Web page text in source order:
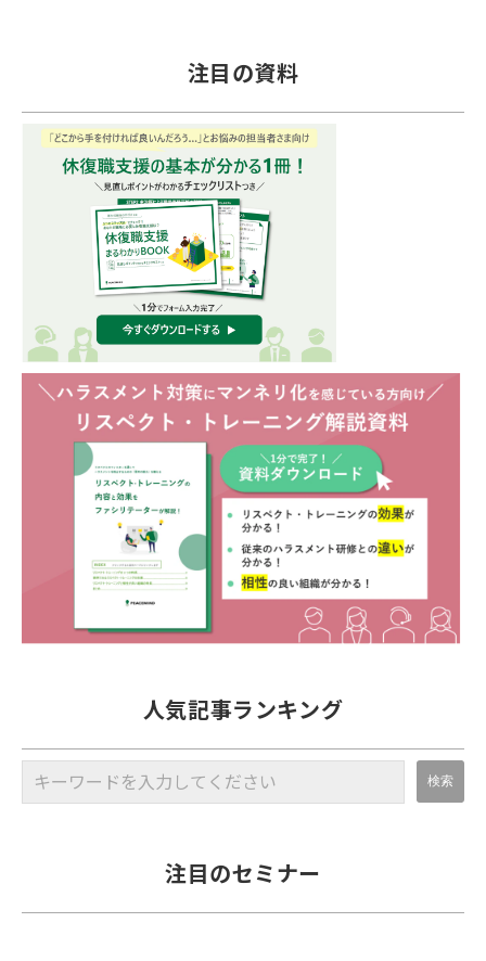
注目の資料
人気記事ランキング
注目のセミナー